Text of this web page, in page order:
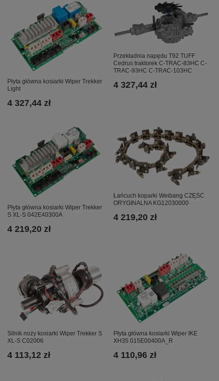
Płyta główna kosiarki Wiper Trekker
Light
4 327,44 zł
Przekładnia napędu T92 TUFF
Cedrus traktorek C-TRAC-83HC C-
TRAC-93HC C-TRAC-103HC
4 327,44 zł
Płyta główna kosiarki Wiper Trekker
S XL-S 042E40300A
4 219,20 zł
Łańcuch koparki Weibang CZĘŚĆ
ORYGINALNA KG12030000
4 219,20 zł
Silnik noży kosiarki Wiper Trekker S
XL-S C02006
4 113,12 zł
Płyta główna kosiarki Wiper IKE
XH35 015E00400A_R
4 110,96 zł